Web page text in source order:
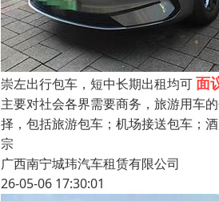
崇左出行包车，短中长期出租均可面
主要对社会各界需要商务，旅游用车
择，包括旅游包车；机场接送包车；
宗
广西南宁城玮汽车租赁有限公司
26-05-06 17:30:01